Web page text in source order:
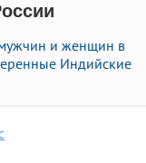
мужчин и женщин в
Индийские